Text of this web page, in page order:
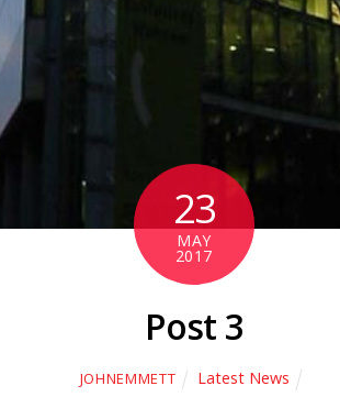
23
MAY
2017
Post 3
JOHNEMMETT Latest News